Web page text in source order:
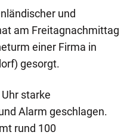
und
am Freitagnachmittag
einer Firma in
gesorgt.
starke
Alarm geschlagen.
rund 100